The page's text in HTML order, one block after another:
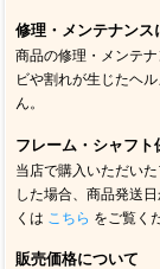
修理・メンテナンス
商品の修理・メンテ
ビや割れが生じたヘ
ん。
フレーム・シャフ
当店で購入いただい
した場合、商品発送
くは こちら をご覧く
販売価格について